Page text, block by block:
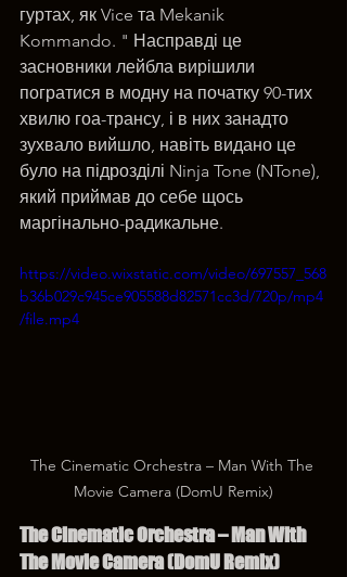
гуртах, як Vice та Mekanik
Kommando. " Насправді це
засновники лейбла вирішили
погратися в модну на початку 90-тих
хвилю гоа-трансу, і в них занадто
зухвало вийшло, навіть видано це
було на підрозділі Ninja Tone (NTone),
який приймав до себе щось
маргінально-радикальне.
https://video.wixstatic.com/video/697557_568
b36b029c945ce905588d82571cc3d/720p/mp4
/file.mp4
The Cinematic Orchestra – Man With The
Movie Camera (DomU Remix)
The Cinematic Orchestra – Man With
The Movie Camera (DomU Remix)